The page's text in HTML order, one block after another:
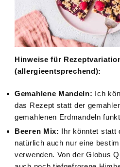
Hinweise für
(allergieentsprechend):
Gemahlene Mandeln: Ich
das Rezept statt der
gemahlenen Erdmandeln
Beeren Mix: Ihr könntet statt
natürlich auch nur eine
verwenden. Von der Globus